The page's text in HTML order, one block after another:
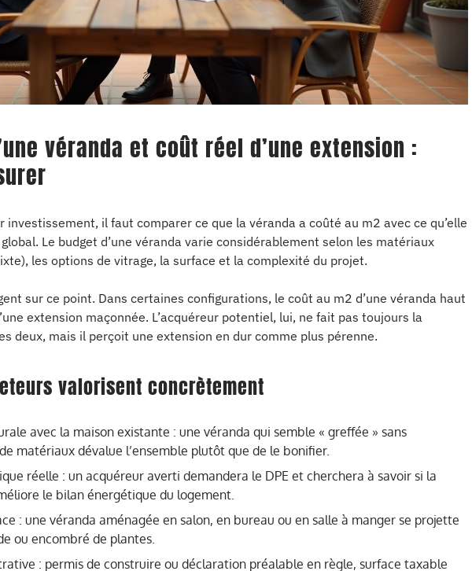
véranda et coût réel d’une extension :
investissement, il faut comparer ce que la véranda a coûté au m2 avec ce qu’elle
Le budget d’une véranda varie considérablement selon les matériaux
les options de vitrage, la surface et la complexité du projet.
sur ce point. Dans certaines configurations, le coût au m2 d’une véranda haut
extension maçonnée. L’acquéreur potentiel, lui, ne fait pas toujours la
deux, mais il perçoit une extension en dur comme plus pérenne.
valorisent concrètement
avec la maison existante : une véranda qui semble « greffée » sans
matériaux dévalue l’ensemble plutôt que de le bonifier.
réelle : un acquéreur averti demandera le DPE et cherchera à savoir si la
le bilan énergétique du logement.
: une véranda aménagée en salon, en bureau ou en salle à manger se projette
ou encombré de plantes.
: permis de construire ou déclaration préalable en règle, surface taxable